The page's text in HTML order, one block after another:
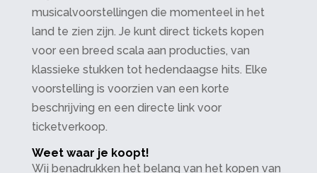
musicalvoorstellingen die momenteel in het
land te zien zijn. Je kunt direct tickets kopen
voor een breed scala aan producties, van
klassieke stukken tot hedendaagse hits. Elke
voorstelling is voorzien van een korte
beschrijving en een directe link voor
ticketverkoop.
Weet waar je koopt!
Wij benadrukken het belang van het kopen van